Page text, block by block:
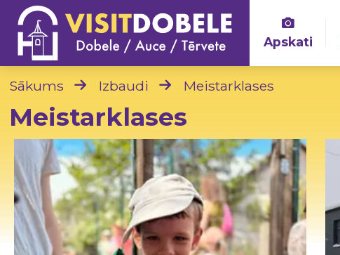
Apskati
Sākums Izbaudi Meistarklases
Meistarklases